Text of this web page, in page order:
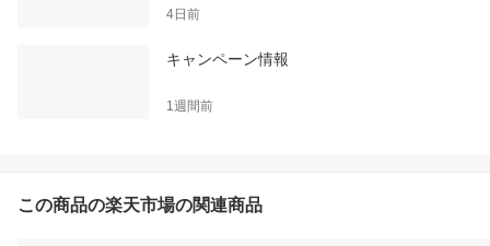
4日前
キャンペーン情報
1週間前
この商品の楽天市場の関連商品